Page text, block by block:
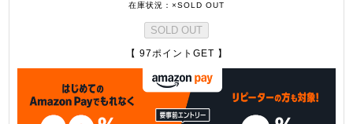
在庫状況 ×SOLD OUT
SOLD OUT
【 97ポイントGET 】